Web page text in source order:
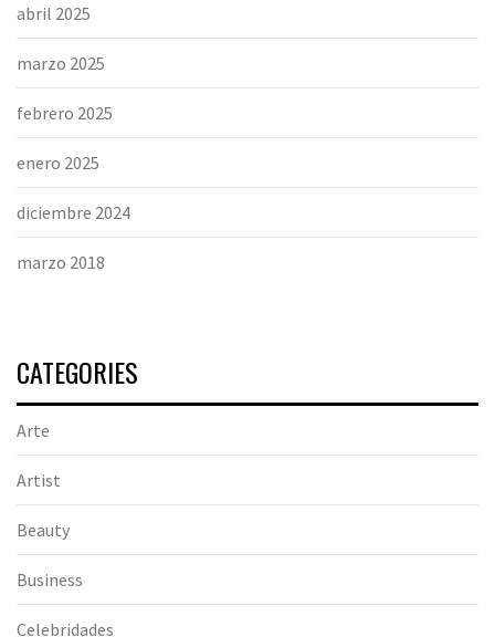
abril 2025
marzo 2025
febrero 2025
enero 2025
diciembre 2024
marzo 2018
CATEGORIES
Arte
Artist
Beauty
Business
Celebridades